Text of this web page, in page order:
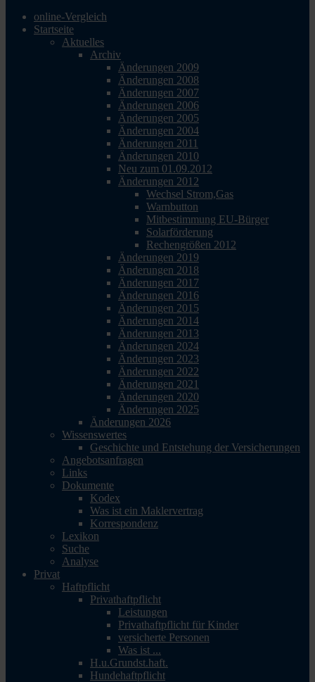
online-Vergleich
Startseite
Aktuelles
Archiv
Änderungen 2009
Änderungen 2008
Änderungen 2007
Änderungen 2006
Änderungen 2005
Änderungen 2004
Änderungen 2011
Änderungen 2010
Neu zum 01.09.2012
Änderungen 2012
Wechsel Strom,Gas
Warnbutton
Mitbestimmung EU-Bürger
Solarförderung
Rechengrößen 2012
Änderungen 2019
Änderungen 2018
Änderungen 2017
Änderungen 2016
Änderungen 2015
Änderungen 2014
Änderungen 2013
Änderungen 2024
Änderungen 2023
Änderungen 2022
Änderungen 2021
Änderungen 2020
Änderungen 2025
Änderungen 2026
Wissenswertes
Geschichte und Entstehung der Versicherungen
Angebotsanfragen
Links
Dokumente
Kodex
Was ist ein Maklervertrag
Korrespondenz
Lexikon
Suche
Analyse
Privat
Haftpflicht
Privathaftpflicht
Leistungen
Privathaftpflicht für Kinder
versicherte Personen
Was ist ...
H.u.Grundst.haft.
Hundehaftpflicht